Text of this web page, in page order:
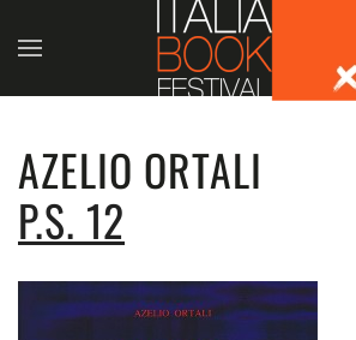
Skip to main content
AZELIO ORTALI
P.S. 12